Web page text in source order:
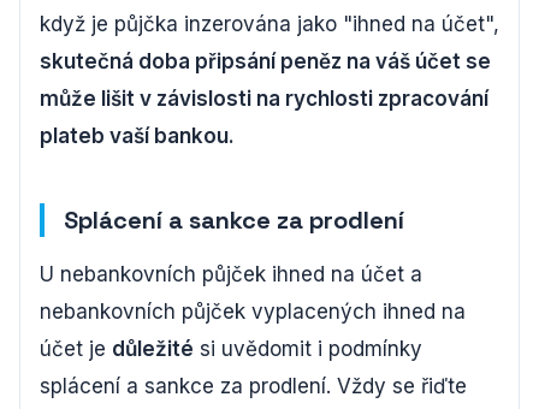
když je půjčka inzerována jako "ihned na účet",
skutečná doba připsání peněz na váš účet se
může lišit v závislosti na rychlosti zpracování
plateb vaší bankou.
Splácení a sankce za prodlení
U nebankovních půjček ihned na účet a
nebankovních půjček vyplacených ihned na
účet je důležité si uvědomit i podmínky
splácení a sankce za prodlení. Vždy se řiďte